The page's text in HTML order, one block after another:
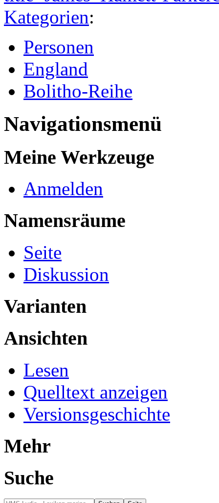
Kategorien:
Personen
England
Bolitho-Reihe
Navigationsmenü
Meine Werkzeuge
Anmelden
Namensräume
Seite
Diskussion
Varianten
Ansichten
Lesen
Quelltext anzeigen
Versionsgeschichte
Mehr
Suche